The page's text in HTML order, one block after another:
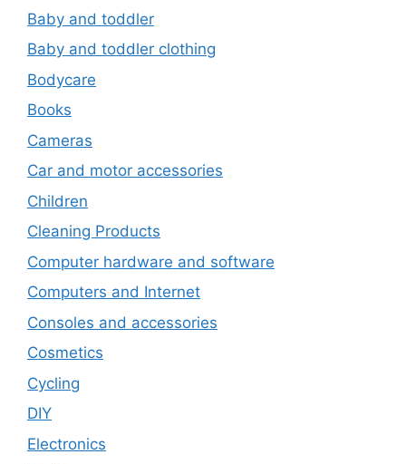
Baby and toddler
Baby and toddler clothing
Bodycare
Books
Cameras
Car and motor accessories
Children
Cleaning Products
Computer hardware and software
Computers and Internet
Consoles and accessories
Cosmetics
Cycling
DIY
Electronics